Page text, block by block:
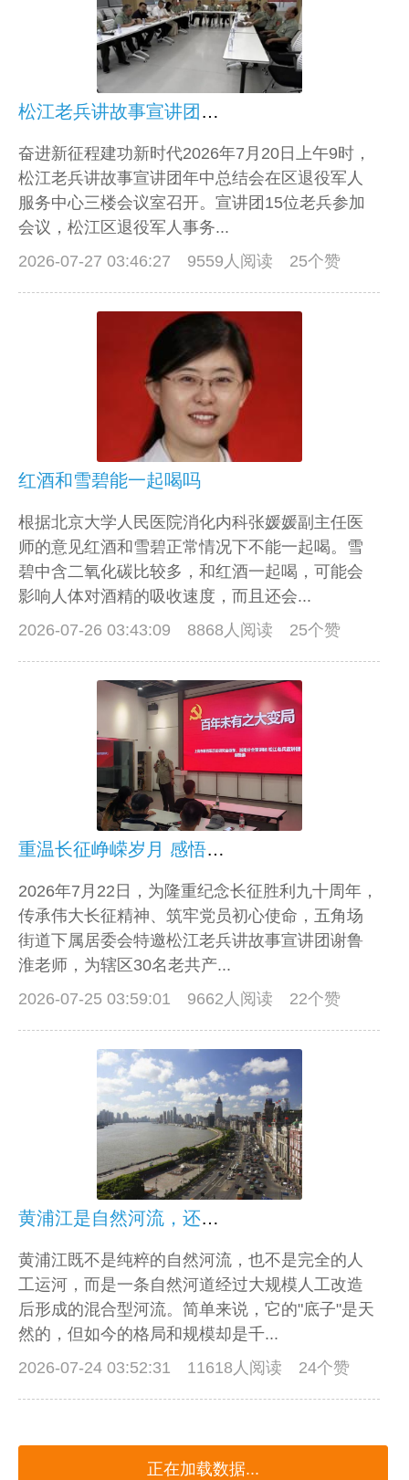
松江老兵讲故事宣讲团召开2026年年中总结会
奋进新征程建功新时代2026年7月20日上午9时，
松江老兵讲故事宣讲团年中总结会在区退役军人
服务中心三楼会议室召开。宣讲团15位老兵参加
会议，松江区退役军人事务...
2026-07-27 03:46:27
9559人阅读 25个赞
红酒和雪碧能一起喝吗
根据北京大学人民医院消化内科张媛媛副主任医
师的意见红酒和雪碧正常情况下不能一起喝。雪
碧中含二氧化碳比较多，和红酒一起喝，可能会
影响人体对酒精的吸收速度，而且还会...
2026-07-26 03:43:09
8868人阅读 25个赞
重温长征峥嵘岁月 感悟时代大变局——五角场街道开展红色党课宣讲活动
2026年7月22日，为隆重纪念长征胜利九十周年，
传承伟大长征精神、筑牢党员初心使命，五角场
街道下属居委会特邀松江老兵讲故事宣讲团谢鲁
淮老师，为辖区30名老共产...
2026-07-25 03:59:01
9662人阅读 22个赞
黄浦江是自然河流，还是人工改造河道
黄浦江既不是纯粹的自然河流，也不是完全的人
工运河，而是一条自然河道经过大规模人工改造
后形成的混合型河流。简单来说，它的"底子"是天
然的，但如今的格局和规模却是千...
2026-07-24 03:52:31
11618人阅读 24个赞
正在加载数据...